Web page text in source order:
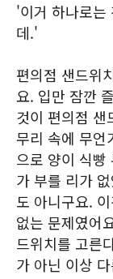
'이거 하나로는
데.'
편의점 샌드위
요. 입만 잠깐
것이 편의점 샌
무리 속에 무언
으로 양이 식빵
가 부를 리가
도 아니구요.
없는 문제였어
드위치를 고른
가 아닌 이상